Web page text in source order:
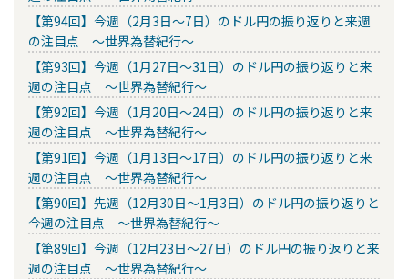
【第94回】今週（2月3日～7日）のドル円の振り返りと来週
の注目点 ～世界為替紀行～
【第93回】今週（1月27日～31日）のドル円の振り返りと来
週の注目点 ～世界為替紀行～
【第92回】今週（1月20日～24日）のドル円の振り返りと来
週の注目点 ～世界為替紀行～
【第91回】今週（1月13日～17日）のドル円の振り返りと来
週の注目点 ～世界為替紀行～
【第90回】先週（12月30日～1月3日）のドル円の振り返りと
今週の注目点 ～世界為替紀行～
【第89回】今週（12月23日～27日）のドル円の振り返りと来
週の注目点 ～世界為替紀行～